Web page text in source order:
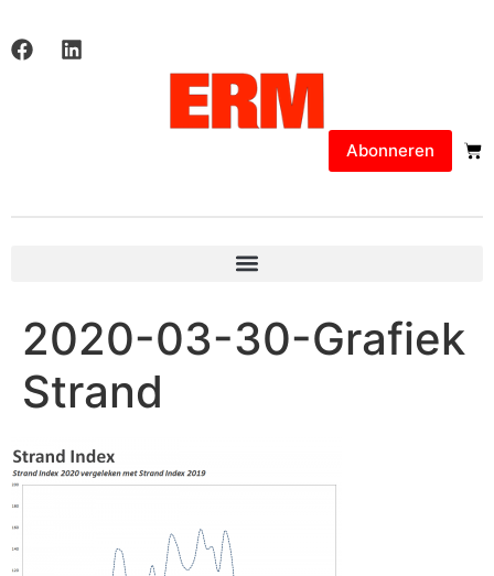
Abonneren
2020-03-30-Grafiek
Strand